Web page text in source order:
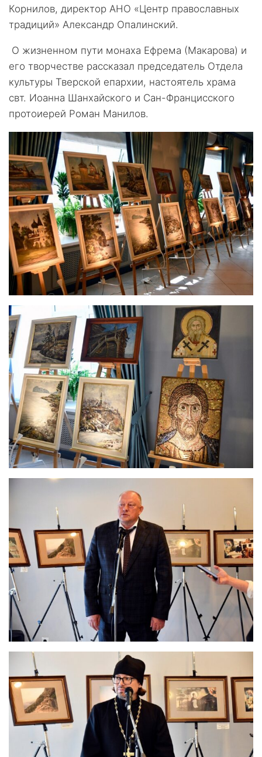
Корнилов, директор АНО «Центр православных
традиций» Александр Опалинский.
О жизненном пути монаха Ефрема (Макарова) и
его творчестве рассказал председатель Отдела
культуры Тверской епархии, настоятель храма
свт. Иоанна Шанхайского и Сан-Францисского
протоиерей Роман Манилов.